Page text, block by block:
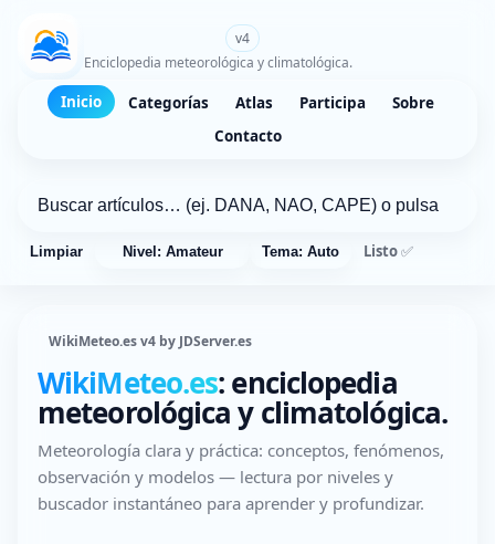
v4
Enciclopedia meteorológica y climatológica.
Inicio Categorías Atlas Participa
Sobre
Contacto
Limpiar Nivel: Amateur Tema: Auto Listo ✅
WikiMeteo.es v4 by JDServer.es
WikiMeteo.es: enciclopedia
meteorológica y climatológica.
Meteorología clara y práctica: conceptos, fenómenos,
observación y modelos — lectura por niveles y
buscador instantáneo para aprender y profundizar.